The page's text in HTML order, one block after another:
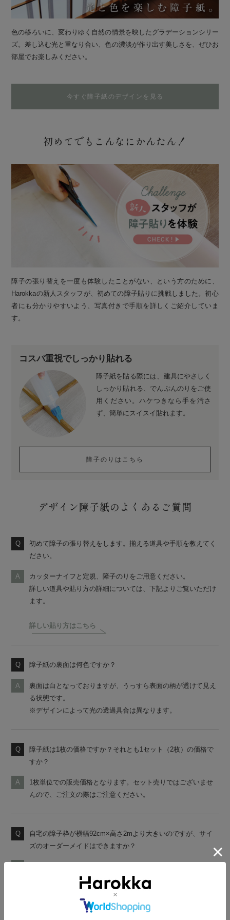
色の移ろいに、変わりゆく自然の情景を映したグラデーションシリー
ズ。差し込む光と重なり合い、色の濃淡が作り出す美しさを、ぜひお
部屋でお楽しみください。
今すぐ障子紙のデザインを見る
初めてでもこんなにかんたん！
障子の張り替えを一度も体験したことがない、という方のために、
Harokkaの新人スタッフが、初めての障子貼りに挑戦しました。初心
者にも分かりやすいよう、写真付きで手順を詳しくご紹介していま
す。
コスパ重視でしっかり貼れる
障子紙を貼る際には、建具にやさしく
しっかり貼れる、でんぷんのりをご使
用ください。ハケつきなら手を汚さ
ず、簡単にスイスイ貼れます。
障子のりはこちら
デザイン障子紙のよくあるご質問
初めて障子の張り替えをします。揃える道具や手順を教えてく
ださい。
カッターナイフと定規、障子のりをご用意ください。
詳しい道具や貼り方の詳細については、下記よりご覧いただけ
ます。
詳しい貼り方はこちら
障子紙の裏面は何色ですか？
裏面は白となっておりますが、うっすら表面の柄が透けて見え
る状態です。
※デザインによって光の透過具合は異なります。
障子紙は1枚の価格ですか？それとも1セット（2枚）の価格で
すか？
1枚単位での販売価格となります。セット売りではございませ
んので、ご注文の際はご注意ください。
自宅の障子枠が横幅92cm×高さ2mより大きいのですが、サイ
ズのオーダーメイドはできますか？
承っておりませんので、切り貼りしてご使用ください。